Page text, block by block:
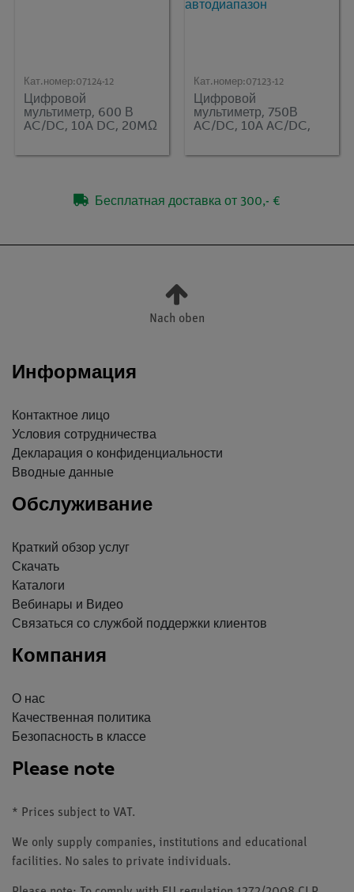
Кат.номер:07124-12
Цифровой
мультиметр, 600 В
AC/DC, 10A DC, 20MΩ
Кат.номер:07123-12
Цифровой
мультиметр, 750В
AC/DC, 10A AC/DC,
-20...1000°C,
Бесплатная доставка от 300,- €
Nach oben
Информация
Контактное лицо
Условия сотрудничества
Декларация о конфиденциальности
Вводные данные
Обслуживание
Краткий обзор услуг
Скачать
Каталоги
Вебинары и Видео
Связаться со службой поддержки клиентов
Компания
О нас
Качественная политика
Безопасность в классе
Please note
* Prices subject to VAT.
We only supply companies, institutions and educational
facilities. No sales to private individuals.